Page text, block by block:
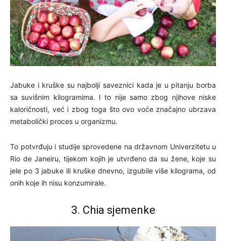
Jabuke i kruške su najbolji saveznici kada je u pitanju borba
sa suvišnim kilogramima. I to nije samo zbog njihove niske
kaloričnosti, već i zbog toga što ovo voće značajno ubrzava
metabolički proces u organizmu.
To potvrđuju i studije sprovedene na državnom Univerzitetu u
Rio de Janeiru, tijekom kojih je utvrđeno da su žene, koje su
jele po 3 jabuke ili kruške dnevno, izgubile više kilograma, od
onih koje ih nisu konzumirale.
3. Chia sjemenke